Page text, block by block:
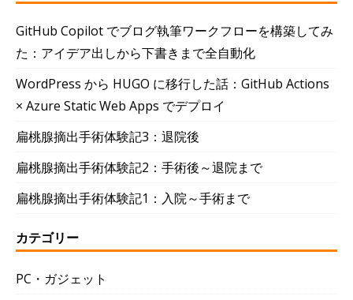
GitHub Copilot でブログ執筆ワークフローを構築してみ
た：アイデア出しから下書きまで全自動化
WordPress から HUGO に移行した話：GitHub Actions
× Azure Static Web Apps でデプロイ
扁桃腺摘出手術体験記3：退院後
扁桃腺摘出手術体験記2：手術後～退院まで
扁桃腺摘出手術体験記1：入院～手術まで
カテゴリー
PC・ガジェット